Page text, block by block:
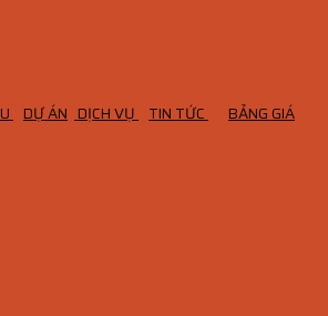
DỰ ÁN DỊCH VỤ TIN TỨC
BẢNG GIÁ